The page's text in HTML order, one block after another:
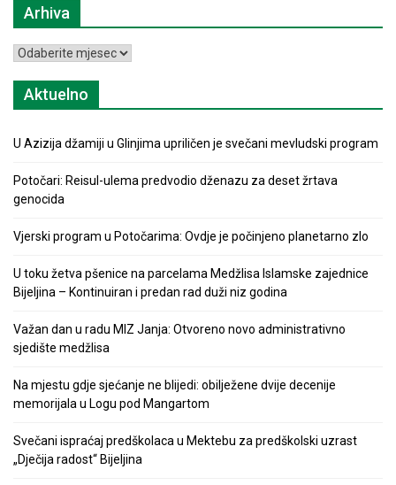
Arhiva
Arhiva
Aktuelno
U Azizija džamiji u Glinjima upriličen je svečani mevludski program
Potočari: Reisul-ulema predvodio dženazu za deset žrtava
genocida
Vjerski program u Potočarima: Ovdje je počinjeno planetarno zlo
U toku žetva pšenice na parcelama Medžlisa Islamske zajednice
Bijeljina – Kontinuiran i predan rad duži niz godina
Važan dan u radu MIZ Janja: Otvoreno novo administrativno
sjedište medžlisa
Na mjestu gdje sjećanje ne blijedi: obilježene dvije decenije
memorijala u Logu pod Mangartom
Svečani ispraćaj predškolaca u Mektebu za predškolski uzrast
„Dječija radost“ Bijeljina